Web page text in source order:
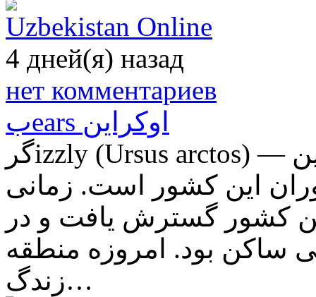
Uzbekistan Online
4 дней(я) назад
нет комментариев
بears اوكراین
گرizzly (Ursus arctos) — بزرگترین شکارچی موجود در سرزمین اوکراین
این کشور است. زمانی
کشور گسترش یافت و در
ساکن بود. امروزه منطقه
زندگ…